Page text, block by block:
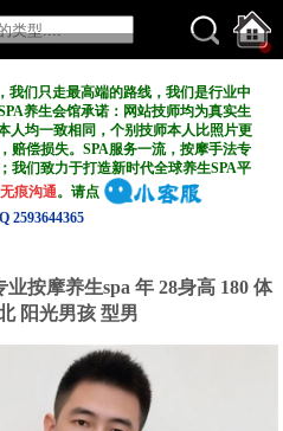
我们只走最高端的路线，我们是行业中
养生会馆承诺：网站技师均为真实生
人均一致相同，个别技师本人比照片更
赔偿损失。SPA服务一流，按摩手法专
我们致力于打造新时代全球养生SPA平
痕沟通。请点
2593644365
业按摩养生spa 年 28身高 180 体
阳光男孩 型男